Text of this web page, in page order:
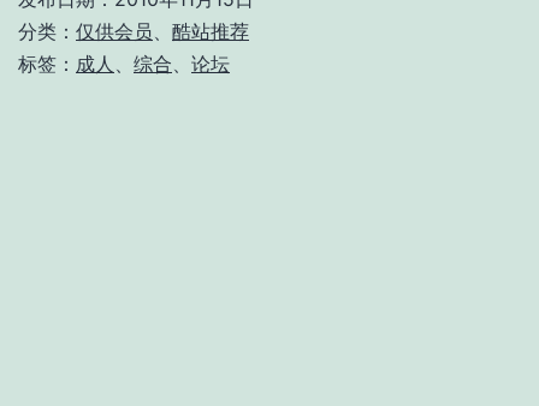
分类： 仅供会员
酷站推荐
标签： 成人 综合 论坛